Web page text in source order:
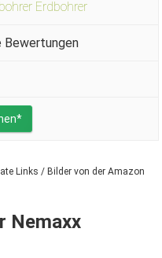
Erdbohrer
Bewertungen
Links / Bilder von der Amazon
Nemaxx